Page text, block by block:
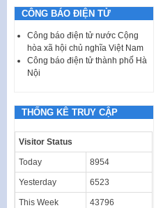
CÔNG BÁO ĐIỆN TỬ
Công báo điện tử nước Cộng
hòa xã hội chủ nghĩa Việt Nam
Công báo điện tử thành phố Hà
Nội
THỐNG KÊ TRUY CẬP
Visitor Status
Today 8954
Yesterday 6523
This Week 43796